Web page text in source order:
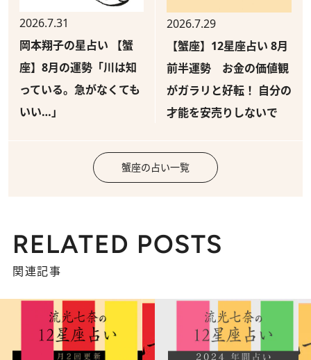
2026.7.31
岡本翔子の星占い 【蟹
座】8月の運勢「川は知
っている。急がなくても
いい…」
2026.7.29
【蟹座】12星座占い 8月
前半運勢 お金の価値観
がガラリと好転！ 自分の
才能を安売りしないで
蟹座の占い一覧
RELATED POSTS
関連記事